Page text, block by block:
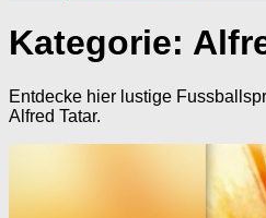
Kategorie:
Entdecke hier lustige
Alfred Tatar.